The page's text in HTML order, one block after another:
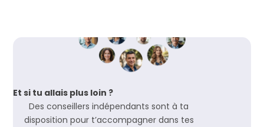
Et si tu allais plus loin ?
Des conseillers indépendants sont à ta
disposition pour t’accompagner dans tes